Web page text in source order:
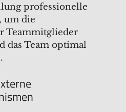
professionelle
um die
Teammitglieder
das Team optimal